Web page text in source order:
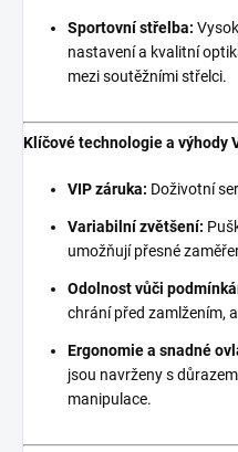
Sportovní střelba:
nastavení a kvalitní
mezi soutěžními střelci.
Klíčové technologie a výhody
VIP záruka: Doživotní
Variabilní zvětšení:
umožňují přesné
Odolnost vůči
chrání před zamlžením,
Ergonomie a snadné
jsou navrženy s
manipulace.